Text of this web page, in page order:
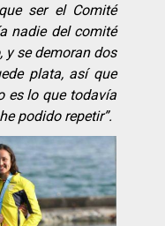
ser el Comité
nadie del comité
y se demoran dos
plata, así que
es lo que todavía
podido repetir”.